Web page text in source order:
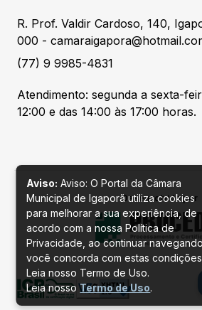
R. Prof. Valdir Cardoso, 140,
000 -
(77) 9 9985-4831
Atendimento: segunda a sexta-
12:00 e das 14:00 às 17:00 horas.
Desenvolvido por
Aviso: Aviso: O Portal da Câmara
Municipal de Igaporã utiliza cookies
para melhorar a sua experiência, de
acordo com a nossa Política de
Privacidade, ao continuar navegando,
você concorda com estas condições
Leia nosso Termo de Uso.
Leia nossoTermo de Uso.